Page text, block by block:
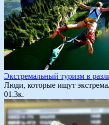
Экстремальный туризм в
Люди, которые ищут
01.3к.